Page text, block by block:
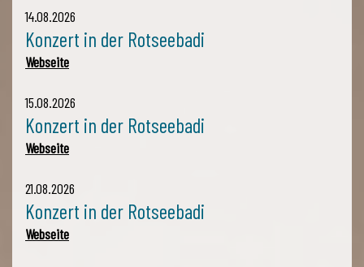
14.08.2026
Konzert in der Rotseebadi
Webseite
15.08.2026
Konzert in der Rotseebadi
Webseite
21.08.2026
Konzert in der Rotseebadi
Webseite